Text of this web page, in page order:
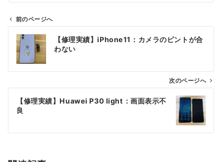
ビ
ン
前のページへ
【修理実績】iPhone11：カメラのピントが合
わない
次のページへ
【修理実績】Huawei P30 light：画面表示不
良